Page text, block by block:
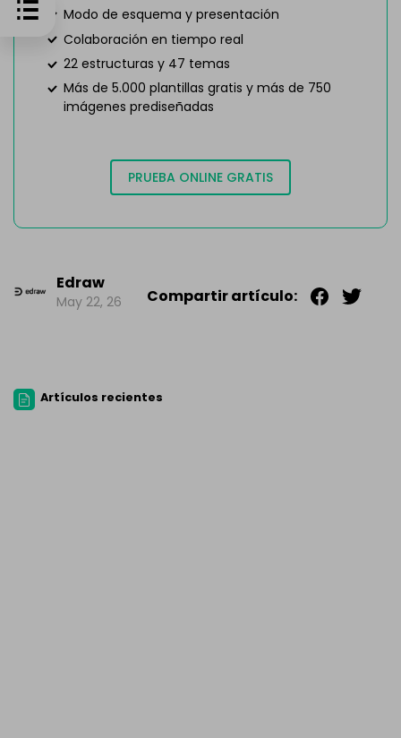
Modo de esquema y presentación
Colaboración en tiempo real
22 estructuras y 47 temas
Más de 5.000 plantillas gratis y más de 750
imágenes prediseñadas
PRUEBA ONLINE GRATIS
Edraw
May 22, 26 Compartir artículo:
Artículos recientes